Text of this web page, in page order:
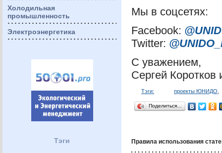
Холодильная
промышленность
Электроэнергетика
Тэги
Мы в соцсетях:
Facebook: @
Twitter: @UNIDO
С уважением,
Сергей
Тэги: проекты ЮНИДО
Поделиться…
Правила использования